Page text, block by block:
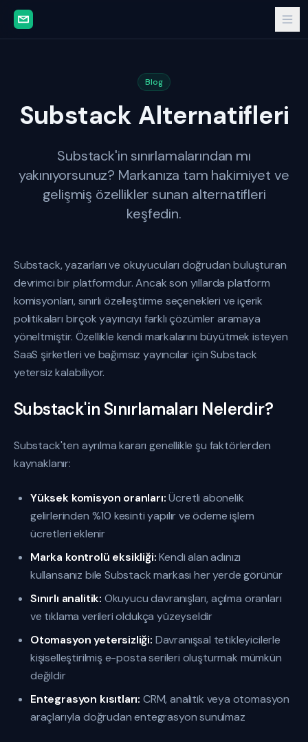
Blog
Substack Alternatifleri
Substack'in sınırlamalarından mı
yakınıyorsunuz? Markanıza tam hakimiyet ve
gelişmiş özellikler sunan alternatifleri
keşfedin.
Substack, yazarları ve okuyucuları doğrudan buluşturan
devrimci bir platformdur. Ancak son yıllarda platform
komisyonları, sınırlı özelleştirme seçenekleri ve içerik
politikaları birçok yayıncıyı farklı çözümler aramaya
yöneltmiştir. Özellikle kendi markalarını büyütmek isteyen
SaaS şirketleri ve bağımsız yayıncılar için Substack
yetersiz kalabiliyor.
Substack'in Sınırlamaları Nelerdir?
Substack'ten ayrılma kararı genellikle şu faktörlerden
kaynaklanır:
Yüksek komisyon oranları:Ücretli abonelik
gelirlerinden %10 kesinti yapılır ve ödeme işlem
ücretleri eklenir
Marka kontrolü eksikliği:Kendi alan adınızı
kullansanız bile Substack markası her yerde görünür
Sınırlı analitik: Okuyucu davranışları, açılma oranları
ve tıklama verileri oldukça yüzeyseldir
Otomasyon yetersizliği: Davranışsal tetikleyicilerle
kişiselleştirilmiş e-posta serileri oluşturmak mümkün
değildir
Entegrasyon kısıtları: CRM, analitik veya otomasyon
araçlarıyla doğrudan entegrasyon sunulmaz